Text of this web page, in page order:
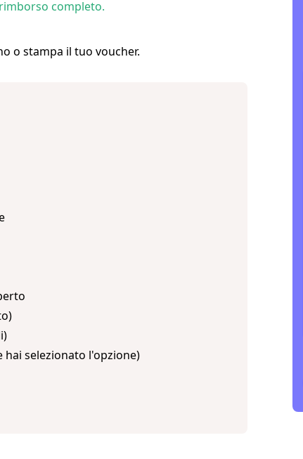
completo.
o stampa il tuo voucher.
hai selezionato l'opzione)